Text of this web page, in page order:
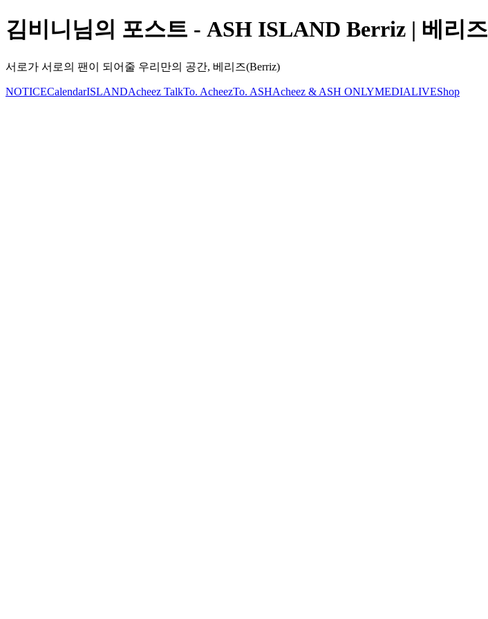
김비니님의 포스트 - ASH ISLAND Berriz | 베리즈
서로가 서로의 팬이 되어줄 우리만의 공간, 베리즈(Berriz)
NOTICECalendarISLANDAcheez TalkTo. AcheezTo. ASHAcheez & ASH ONLYMEDIALIVEShop